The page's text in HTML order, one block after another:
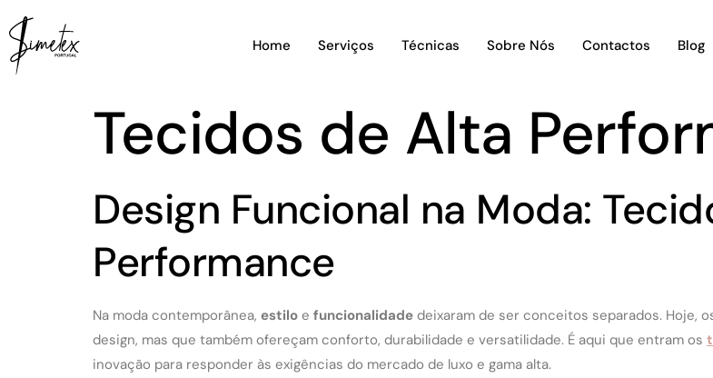
Home Serviços Técnicas Sobre Nós Contactos Blog
Tecidos de Alta
Design Funcional na Moda:
Performance
Na moda contemporânea, estilo e funcionalidade deixaram de ser conceitos separados. Hoje,
design, mas que também ofereçam conforto, durabilidade e versatilidade. É aqui que entram os
inovação para responder às exigências do mercado de luxo e gama alta.